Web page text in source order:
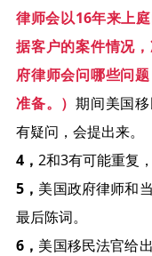
律师会以16年来上
据客户的案件情况
府律师会问哪些问
准备。） 期间美国
有疑问，会提出来。
4， 2和3有可能重复
5， 美国政府律师和
最后陈词。
6， 美国移民法官给